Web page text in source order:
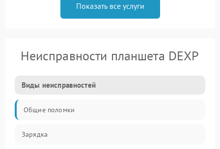
Показать все услуги
Неисправности планшета DEXP
Виды неисправностей
Общие поломки
Зарядка